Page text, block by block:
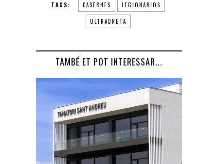
TAGS: CASERNES LEGIONARIOS
ULTRADRETA
TAMBÉ ET POT INTERESSAR...